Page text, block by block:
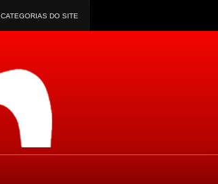
CATEGORIAS DO SITE